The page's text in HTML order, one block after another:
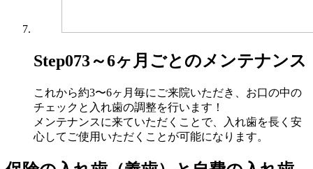
Step073～6ヶ月ごとのメンテナンス
これから約3〜6ヶ月毎にご来院いただき、お口の中の
チェックと入れ歯の調整を行います！
メンテナンスに来ていただくことで、入れ歯を長く安
心してご使用いただくことが可能になります。